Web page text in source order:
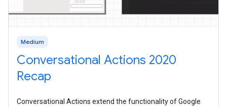
Medium
Conversational Actions 2020
Recap
Conversational Actions extend the functionality of Google